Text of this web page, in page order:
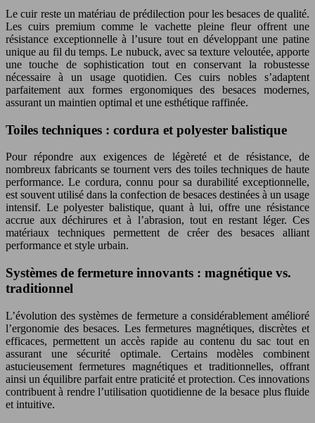
Le cuir reste un matériau de prédilection pour les besaces de qualité.
Les cuirs premium comme le vachette pleine fleur offrent une
résistance exceptionnelle à l’usure tout en développant une patine
unique au fil du temps. Le nubuck, avec sa texture veloutée, apporte
une touche de sophistication tout en conservant la robustesse
nécessaire à un usage quotidien. Ces cuirs nobles s’adaptent
parfaitement aux formes ergonomiques des besaces modernes,
assurant un maintien optimal et une esthétique raffinée.
Toiles techniques : cordura et polyester balistique
Pour répondre aux exigences de légèreté et de résistance, de
nombreux fabricants se tournent vers des toiles techniques de haute
performance. Le cordura, connu pour sa durabilité exceptionnelle,
est souvent utilisé dans la confection de besaces destinées à un usage
intensif. Le polyester balistique, quant à lui, offre une résistance
accrue aux déchirures et à l’abrasion, tout en restant léger. Ces
matériaux techniques permettent de créer des besaces alliant
performance et style urbain.
Systèmes de fermeture innovants : magnétique vs.
traditionnel
L’évolution des systèmes de fermeture a considérablement amélioré
l’ergonomie des besaces. Les fermetures magnétiques, discrètes et
efficaces, permettent un accès rapide au contenu du sac tout en
assurant une sécurité optimale. Certains modèles combinent
astucieusement fermetures magnétiques et traditionnelles, offrant
ainsi un équilibre parfait entre praticité et protection. Ces innovations
contribuent à rendre l’utilisation quotidienne de la besace plus fluide
et intuitive.